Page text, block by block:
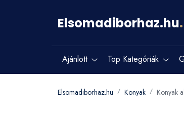
Elsomadiborhaz.hu.
Ajánlott Top Kategóriák
Elsomadiborhaz.hu Konyak Konyak